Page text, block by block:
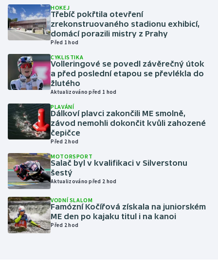
Házená
Jezdectví
Judo
Krasobruslení
Lyže a snowboard
Moderní pětiboj
Motorsport
Olympijské hry
Parasport
HOKEJ
Třebíč pokřtila otevření
zrekonstruovaného stadionu exhibicí,
domácí porazili mistry z Prahy
Před 1 hod
CYKLISTIKA
Volleringové se povedl závěrečný útok
a před poslední etapou se převlékla do
žlutého
Aktualizováno před 1 hod
PLAVÁNÍ
Dálkoví plavci zakončili ME smolně,
závod nemohli dokončit kvůli zahozené
čepičce
Před 2 hod
MOTORSPORT
Salač byl v kvalifikaci v Silverstonu
šestý
Aktualizováno před 2 hod
VODNÍ SLALOM
Famózní Kočířová získala na juniorském
ME den po kajaku titul i na kanoi
Před 2 hod